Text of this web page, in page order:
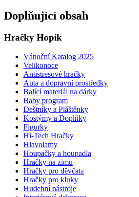
Doplňující obsah
Hračky Hopík
Vánoční Katalog 2025
Velikonoce
Antistresové hračky
Auta a dopravní prostředky
Balící materiál na dárky
Baby program
Deštníky a Pláštěnky
Kostýmy a Doplňky
Figurky
Hi-Tech Hračky
Hlavolamy
Houpačky a houpadla
Hračky na zimu
Hračky pro děvčata
Hračky pro kluky
Hudební nástroje